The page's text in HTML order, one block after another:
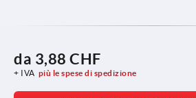
da 3,88 CHF
+ IVA più le spese di spedizione